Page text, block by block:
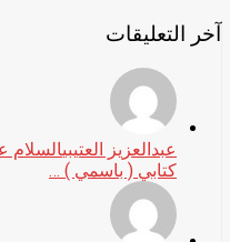
آخر التعليقات
عبدالعزيز العتيبيالسلام
كتابي ( باسمي ) …